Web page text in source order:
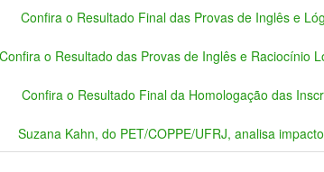
Confira o Resultado Final das Provas de Inglês e
Confira o Resultado das Provas de Inglês e Raciocínio
Confira o Resultado Final da Homologação das
Suzana Kahn, do PET/COPPE/UFRJ, analisa